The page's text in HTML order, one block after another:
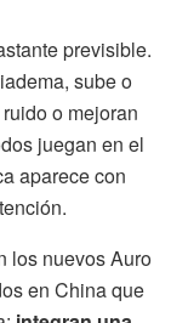
previsible.
sube o
o mejoran
juegan en el
aparece con
los nuevos Auro
en China que